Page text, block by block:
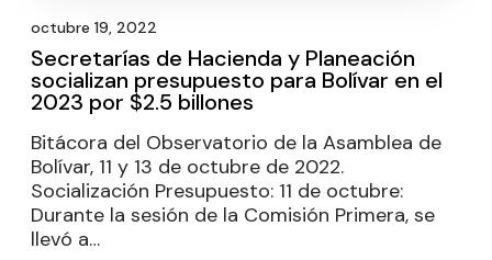
octubre 19, 2022
Secretarías de Hacienda y Planeación
socializan presupuesto para Bolívar en el
2023 por $2.5 billones
Bitácora del Observatorio de la Asamblea de
Bolívar, 11 y 13 de octubre de 2022.
Socialización Presupuesto: 11 de octubre:
Durante la sesión de la Comisión Primera, se
llevó a…